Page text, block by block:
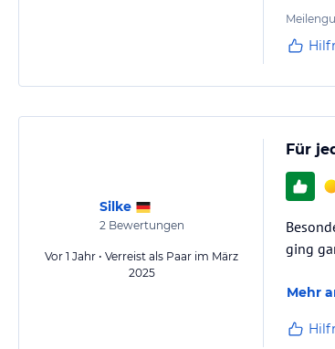
Silke
2Bewertungen
Vor 1 Jahr • Verreist als Paar im März
2025
Für
ging
Mehr